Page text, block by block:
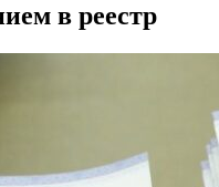
в реестр